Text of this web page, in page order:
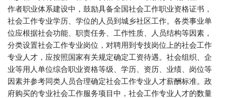
作者职业体系建设中，鼓励具备全国社会工作职业资格证书，
社会工作专业学历、学位的人员到城乡社区工作。各类事业单
位应根据社会功能、职责任务、工作性质、人员结构等因素，
分类设置社会工作专业岗位，对聘用到专技岗位上的社会工作
专业人才，应按照国家有关规定确定工资待遇。社会组织、企
业等用人单位综合职业资格等级、学历、资历、业绩、岗位等
因素并参考同类人员合理确定社会工作专业人才薪酬标准。政
府购买的专业社会工作服务项目中，社会工作专业人才的数量